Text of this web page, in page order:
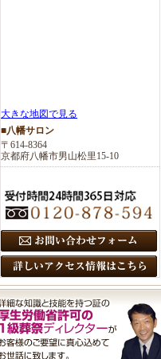
大きな地図で見る
■八幡サロン
〒614-8364
京都府八幡市男山松里15-10